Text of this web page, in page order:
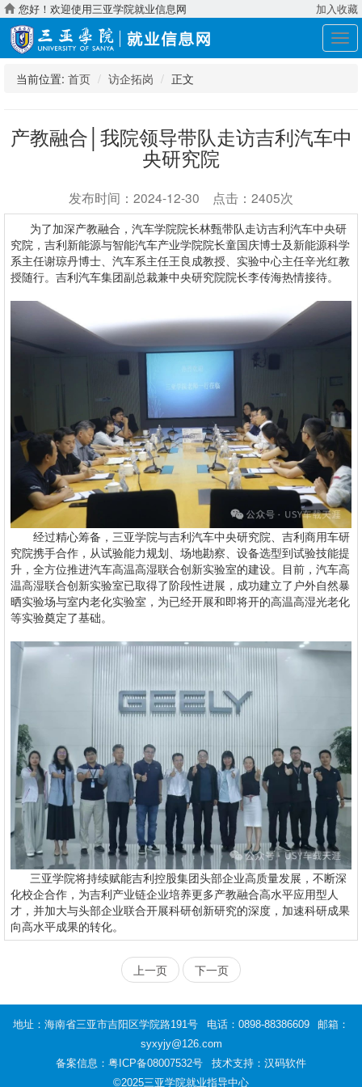
您好！欢迎使用三亚学院就业信息网 加入收藏
展
开
当前位置: 首页 访企拓岗 正文
产教融合│我院领导带队走访吉利汽车中
央研究院
发布时间：2024-12-30 点击：2405次
为了加深产教融合，汽车学院院长林甄带队走访吉利汽车中央研
究院，吉利新能源与智能汽车产业学院院长童国庆博士及新能源科学
系主任谢琼丹博士、汽车系主任王良成教授、实验中心主任辛光红教
授随行。吉利汽车集团副总裁兼中央研究院院长李传海热情接待。
经过精心筹备，三亚学院与吉利汽车中央研究院、吉利商用车研
究院携手合作，从试验能力规划、场地勘察、设备选型到试验技能提
升，全方位推进汽车高温高湿联合创新实验室的建设。目前，汽车高
温高湿联合创新实验室已取得了阶段性进展，成功建立了户外自然暴
晒实验场与室内老化实验室，为已经开展和即将开的高温高湿光老化
等实验奠定了基础。
三亚学院将持续赋能吉利控股集团头部企业高质量发展，不断深
化校企合作，为吉利产业链企业培养更多产教融合高水平应用型人
才，并加大与头部企业联合开展科研创新研究的深度，加速科研成果
向高水平成果的转化。
上一页 下一页
地址：海南省三亚市吉阳区学院路191号 电话：0898-88386609
邮箱：
syxyjy@126.com
备案信息：粤ICP备08007532号
技术支持：汉码软件
©2025三亚学院就业指导中心